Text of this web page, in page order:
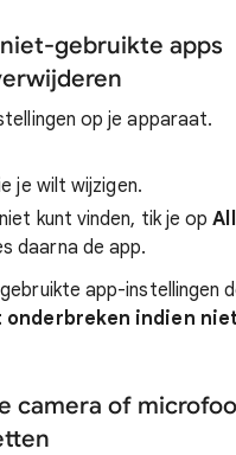
gebruikte apps
op je apparaat.
je wilt wijzigen.
kunt vinden, tik je op
daarna de app.
app-instellingen
indien niet
camera of